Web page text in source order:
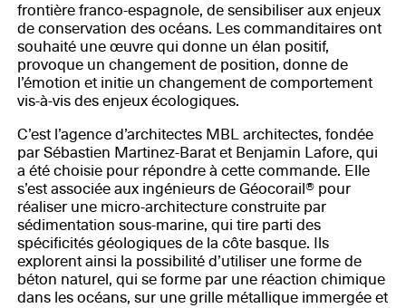
frontière franco-espagnole, de sensibiliser aux enjeux
de conservation des océans. Les commanditaires ont
souhaité une œuvre qui donne un élan positif,
provoque un changement de position, donne de
l’émotion et initie un changement de comportement
vis-à-vis des enjeux écologiques.
C’est l’agence d’architectes MBL architectes, fondée
par Sébastien Martinez-Barat et Benjamin Lafore, qui
a été choisie pour répondre à cette commande. Elle
s’est associée aux ingénieurs de Géocorail® pour
réaliser une micro-architecture construite par
sédimentation sous-marine, qui tire parti des
spécificités géologiques de la côte basque. Ils
explorent ainsi la possibilité d’utiliser une forme de
béton naturel, qui se forme par une réaction chimique
dans les océans, sur une grille métallique immergée et